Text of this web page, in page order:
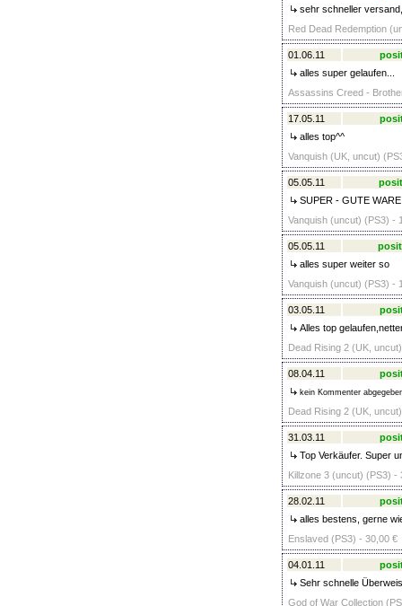
sehr schneller
Red Dead Redemption
01.06.11
alles super gelaufen...
Assassins Creed -
17.05.11
alles top^^
Vanquish (UK, uncut)
05.05.11
SUPER - GUTE
Vanquish (uncut) (PS3) -
05.05.11
alles super weiter so
Vanquish (uncut) (PS3) -
03.05.11
Alles top
Dead Rising 2 (UK,
08.04.11
kein Kommenter
Dead Rising 2 (UK,
31.03.11
Top Verkäufer. Super
Killzone 3 (uncut) (PS3) -
28.02.11
alles bestens, gerne
Enslaved (PS3) - 30,00 €
04.01.11
Sehr schnelle
God of War Collection